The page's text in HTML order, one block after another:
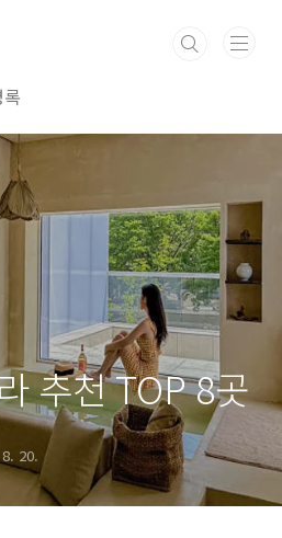
추천 TOP 8곳
20.